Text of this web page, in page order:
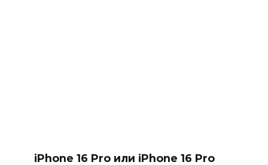
iPhone 16 Pro или iPhone 16 Pro